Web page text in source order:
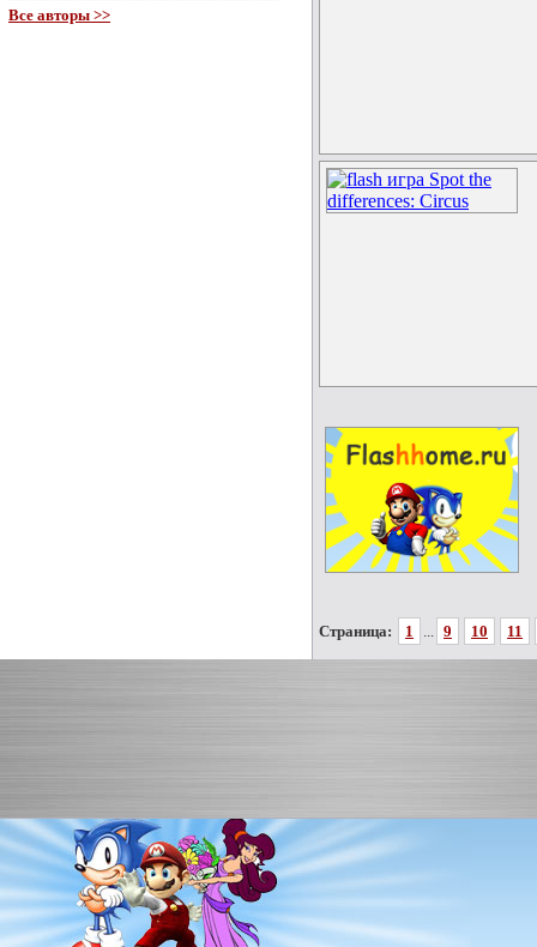
Все авторы >>
Страница: 1 9 10 11